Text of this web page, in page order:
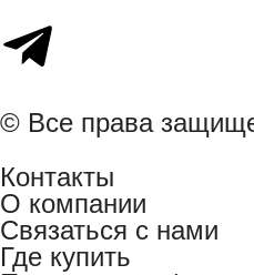
© Все права
Контакты
О компании
Связаться с нами
Где купить